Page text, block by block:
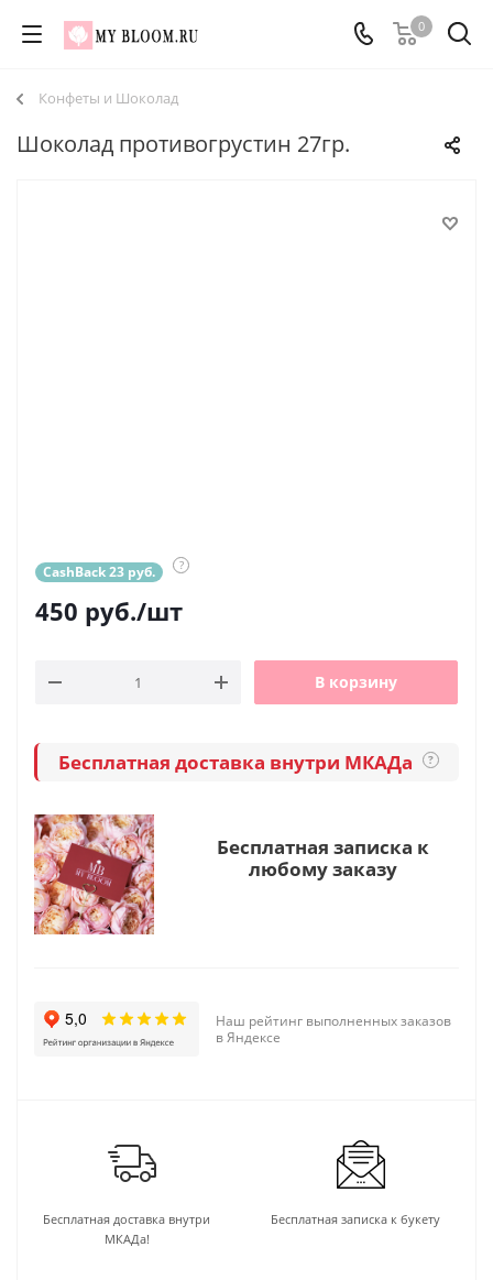
0
Конфеты и Шоколад
Шоколад противогрустин 27гр.
CashBack 23 руб. ?
450 руб./шт
В корзину
Бесплатная доставка внутри МКАДа ?
Бесплатная записка к
любому заказу
Наш рейтинг выполненных заказов
в Яндексе
Бесплатная доставка внутри
МКАДа!
Бесплатная записка к букету